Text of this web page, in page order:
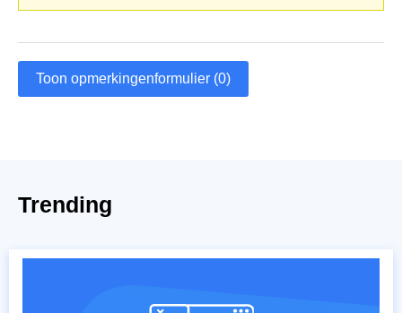
Toon opmerkingenformulier (0)
Trending